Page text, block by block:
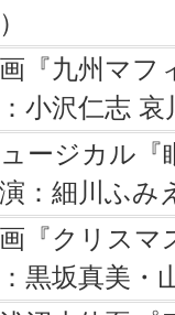
『九州マフ
小沢仁志 哀
ュージカル『
：細川ふみ
『クリスマ
黒坂真美・